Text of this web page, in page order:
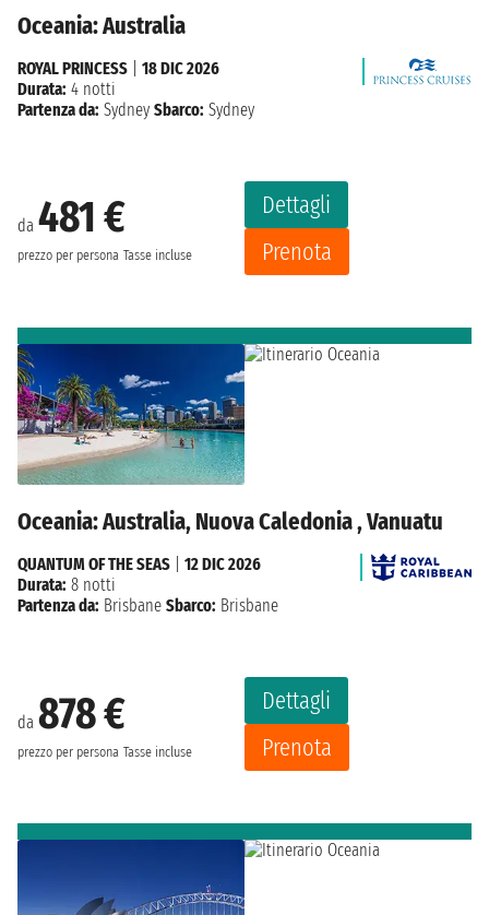
Oceania: Australia
da 481 €
prezzo per persona Tasse incluse
Dettagli
Prenota
ROYAL PRINCESS
18 DIC 2026
Durata: 4 notti
Partenza da: Sydney Sbarco: Sydney
Oceania: Australia, Nuova Caledonia , Vanuatu
da 878 €
prezzo per persona Tasse incluse
Dettagli
Prenota
QUANTUM OF THE SEAS
12 DIC 2026
Durata: 8 notti
Partenza da: Brisbane Sbarco: Brisbane